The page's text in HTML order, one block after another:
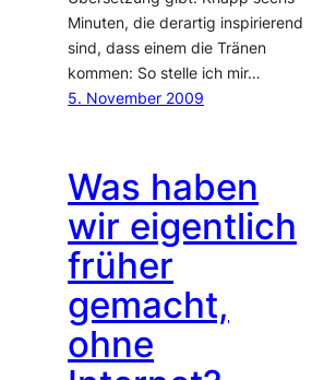
Minuten, die derartig inspirierend
sind, dass einem die Tränen
kommen: So stelle ich mir…
5. November 2009
Was haben
wir eigentlich
früher
gemacht,
ohne